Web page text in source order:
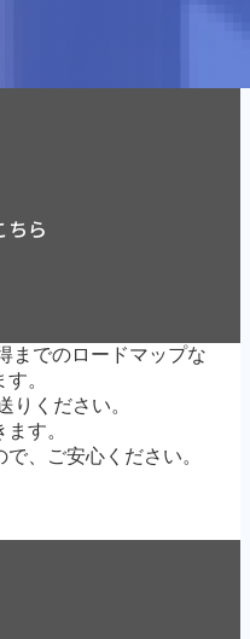
ちら
までのロードマップな
。
りください。
す。
、ご安心ください。